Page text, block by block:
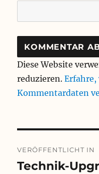
Diese Website
reduzieren.Erfahre,
Kommentardaten
VERÖFFENTLICHT IN
Technik-